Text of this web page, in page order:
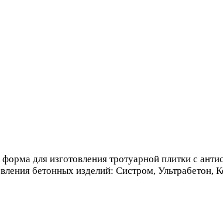
форма для изготовления тротуарной плитки с
бетонных изделий: Систром, Ультрабетон,